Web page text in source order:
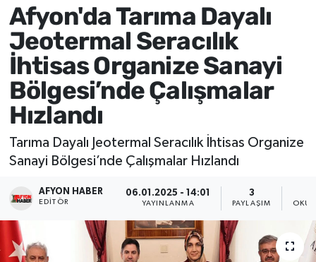
Afyon'da Tarıma Dayalı
Jeotermal Seracılık
İhtisas Organize Sanayi
Bölgesi’nde Çalışmalar
Hızlandı
Tarıma Dayalı Jeotermal Seracılık İhtisas Organize
Sanayi Bölgesi’nde Çalışmalar Hızlandı
AFYON HABER
EDITÖR
06.01.2025 - 14:01
YAYINLANMA
3
PAYLAŞIM
Sağlık
Eğitim
Sivil Toplum
Ekonomi
Magazin
Etkinlikler